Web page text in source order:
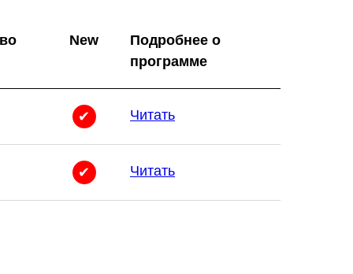
New
Подробнее о
программе
✔ Читать
✔ Читать